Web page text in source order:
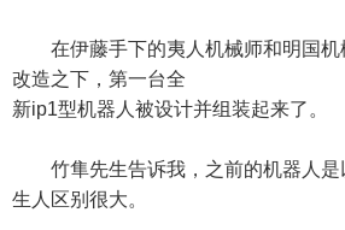
在伊藤手下的夷人机械师和明国机
改造之下，第一台全
新ip1型机器人被设计并组装起来了。
竹隼先生告诉我，之前的机器人是
生人区别很大。